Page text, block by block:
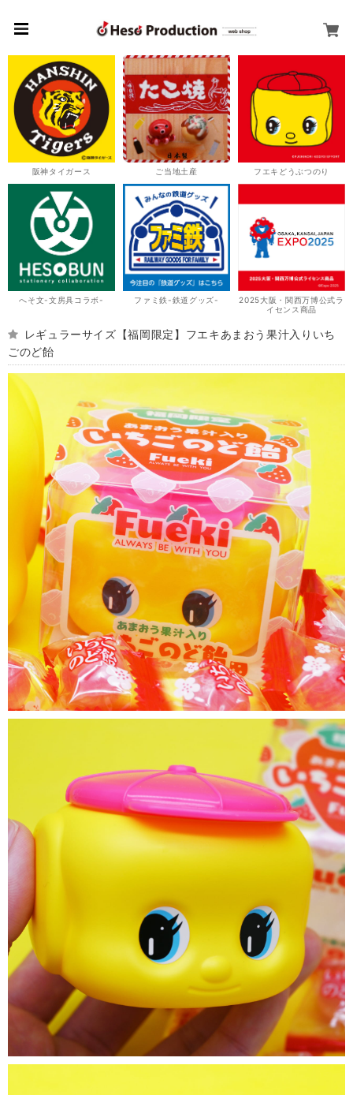
阪神タイガース ご当地土産 フエキどうぶつのり
へそ文-文房具コラボ- ファミ鉄-鉄道グッズ-
2025大阪・関西万博公式ラ
イセンス商品
レギュラーサイズ【福岡限定】フエキあまおう果汁入りいち
ごのど飴